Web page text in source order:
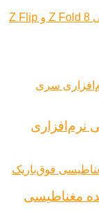
نرم‌افزاری
مغناطیسی